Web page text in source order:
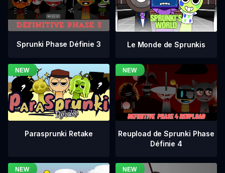
Sprunki Phase Définie 3 Le Monde de Sprunkis
Parasprunki Retake
Reupload de Sprunki Phase
Définie 4